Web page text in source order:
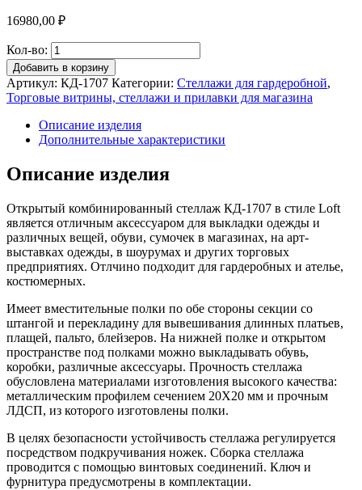
16980,00 ₽
Кол-во:
Добавить в корзину
Артикул: КД-1707 Категории: Стеллажи для гардеробной,
Торговые витрины, стеллажи и прилавки для магазина
Описание изделия
Дополнительные характеристики
Описание изделия
Открытый комбинированный стеллаж КД-1707 в стиле Loft
является отличным аксессуаром для выкладки одежды и
различных вещей, обуви, сумочек в магазинах, на арт-
выставках одежды, в шоурумах и других торговых
предприятиях. Отлчино подходит для гардеробных и ателье,
костюмерных.
Имеет вместительные полки по обе стороны секции со
штангой и перекладину для вывешивания длинных платьев,
плащей, пальто, блейзеров. На нижней полке и открытом
пространстве под полками можно выкладывать обувь,
коробки, различные аксессуары. Прочность стеллажа
обусловлена материалами изготовления высокого качества:
металлическим профилем сечением 20Х20 мм и прочным
ЛДСП, из которого изготовлены полки.
В целях безопасности устойчивость стеллажа регулируется
посредством подкручивания ножек. Сборка стеллажа
проводится с помощью винтовых соединений. Ключ и
фурнитура предусмотрены в комплектации.